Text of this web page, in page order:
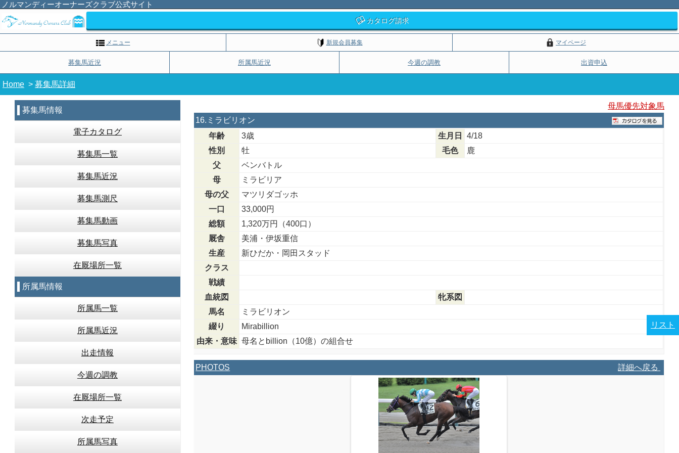
ノルマンディーオーナーズクラブ公式サイト
カタログ請求
メニュー 新規会員募集 マイページ
募集馬近況 所属馬近況 今週の調教 出資申込
Home > 募集馬詳細
募集馬情報
電子カタログ
募集馬一覧
募集馬近況
募集馬測尺
募集馬動画
募集馬写真
在厩場所一覧
所属馬情報
所属馬一覧
所属馬近況
出走情報
今週の調教
在厩場所一覧
次走予定
所属馬写真
母馬優先対象馬
16.ミラビリオン
年齢
3歳 生月日
4/18
性別
牡 毛色
鹿
父
ベンバトル
母
ミラビリア
母の父
マツリダゴッホ
一口
33,000円
総額
1,320万円（400口）
厩舎
美浦・伊坂重信
生産
新ひだか・岡田スタッド
クラス
戦績
血統図
牝系図
馬名
ミラビリオン
綴り
Mirabillion
由来・意味 母名とbillion（10億）の組合せ
PHOTOS 詳細へ戻る
リスト